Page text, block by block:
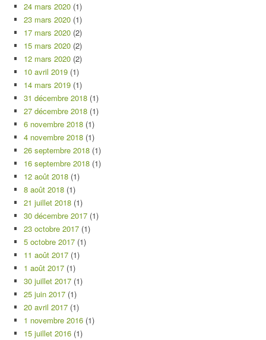
24 mars 2020 (1)
23 mars 2020 (1)
17 mars 2020 (2)
15 mars 2020 (2)
12 mars 2020 (2)
10 avril 2019 (1)
14 mars 2019 (1)
31 décembre 2018 (1)
27 décembre 2018 (1)
6 novembre 2018 (1)
4 novembre 2018 (1)
26 septembre 2018 (1)
16 septembre 2018 (1)
12 août 2018 (1)
8 août 2018 (1)
21 juillet 2018 (1)
30 décembre 2017 (1)
23 octobre 2017 (1)
5 octobre 2017 (1)
11 août 2017 (1)
1 août 2017 (1)
30 juillet 2017 (1)
25 juin 2017 (1)
20 avril 2017 (1)
1 novembre 2016 (1)
15 juillet 2016 (1)